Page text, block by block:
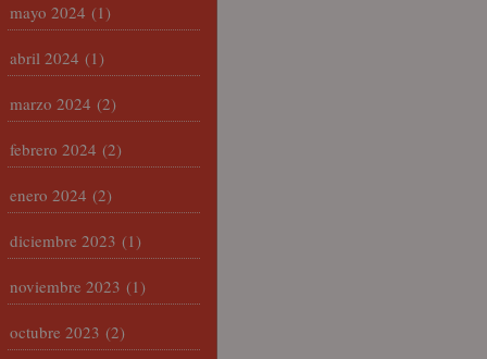
mayo 2024 (1)
abril 2024 (1)
marzo 2024 (2)
febrero 2024 (2)
enero 2024 (2)
diciembre 2023 (1)
noviembre 2023 (1)
octubre 2023 (2)